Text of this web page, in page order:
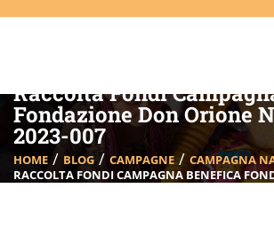
Raccolta Fondi
Fondazione Don Orione
2023-007
HOME BLOG CAMPAGNE
CAMPAGNA
RACCOLTA FONDI CAMPAGNA BENEFICA